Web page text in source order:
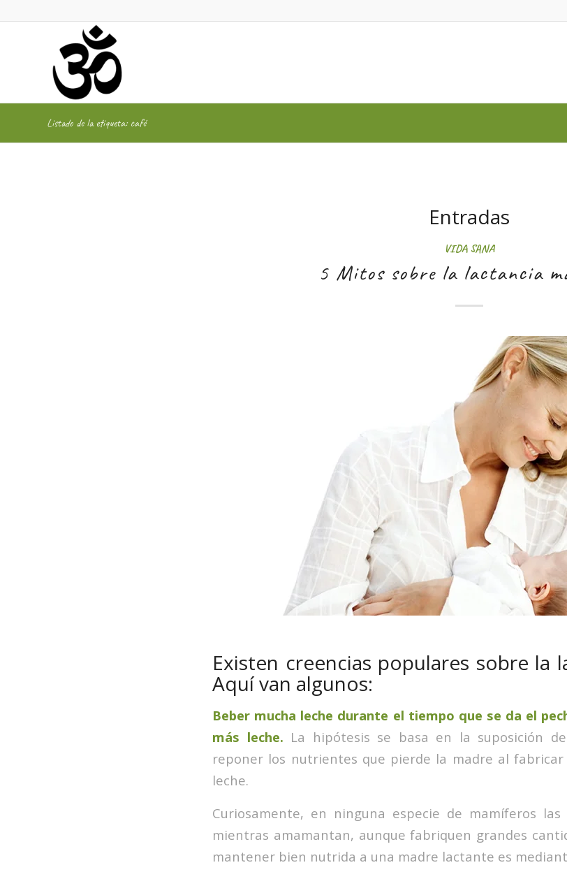
Listado de la etiqueta: café
Entradas
VIDA SANA
5 Mitos sobre la lactancia
Existen creencias populares sobre la
Aquí van algunos:
Beber mucha leche durante el tiempo que se da el
más leche. La hipótesis se basa en la suposición
reponer los nutrientes que pierde la madre al
leche.
Curiosamente, en ninguna especie de mamíferos las
mientras amamantan, aunque fabriquen grandes
mantener bien nutrida a una madre lactante es